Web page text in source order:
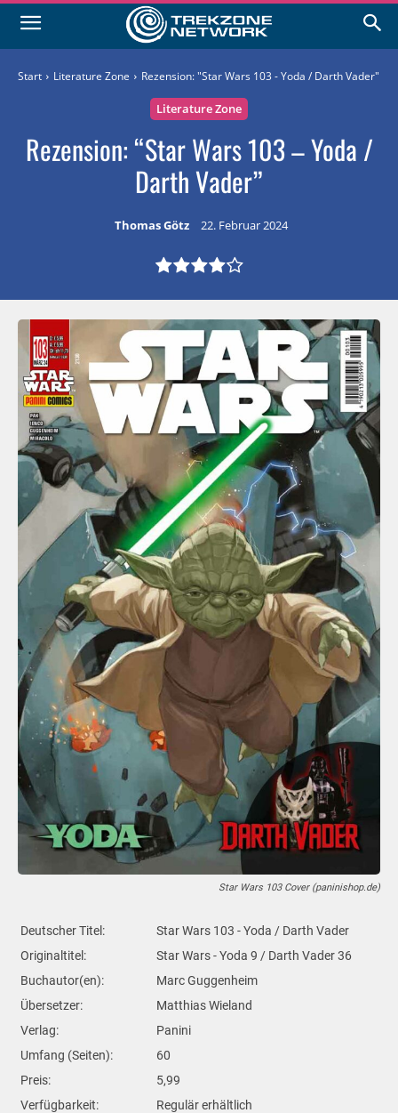
Start Literature Zone Rezension: "Star Wars 103 - Yoda / Darth Vader"
Literature Zone
Rezension: “Star Wars 103 – Yoda /
Darth Vader”
Thomas Götz 22. Februar 2024
Star Wars 103 Cover (paninishop.de)
Deutscher Titel:
Star Wars 103 - Yoda / Darth Vader
Originaltitel:
Star Wars - Yoda 9 / Darth Vader 36
Buchautor(en):
Marc Guggenheim
Übersetzer:
Matthias Wieland
Verlag:
Panini
Umfang (Seiten):
60
Preis:
5,99
Verfügbarkeit:
Regulär erhältlich